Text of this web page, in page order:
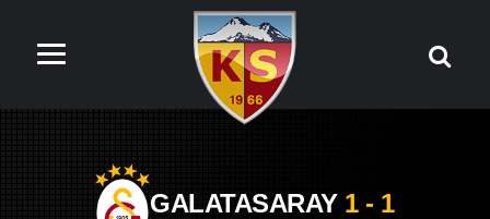
GALATASARAY 1 - 1